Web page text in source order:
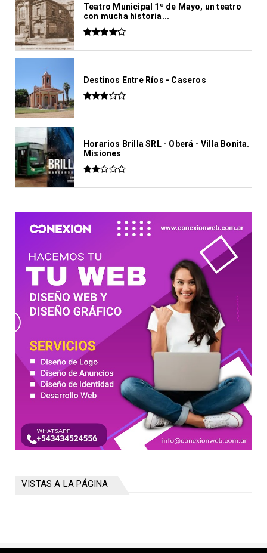
Teatro Municipal 1º de Mayo, un teatro
con mucha historia...
Destinos Entre Ríos - Caseros
Horarios Brilla SRL - Oberá - Villa Bonita.
Misiones
VISTAS A LA PÁGINA